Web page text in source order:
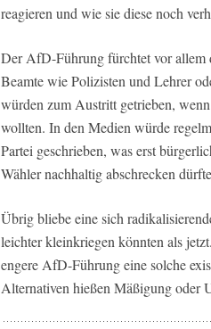
reagieren und wie sie diese noch
Der AfD-Führung fürchtet vor allem
Beamte wie Polizisten und Lehrer
würden zum Austritt getrieben,
wollten. In den Medien würde
Partei geschrieben, was erst
Wähler nachhaltig abschrecken
Übrig bliebe eine sich
leichter kleinkriegen könnten als
engere AfD-Führung eine solche
Alternativen hießen Mäßigung oder